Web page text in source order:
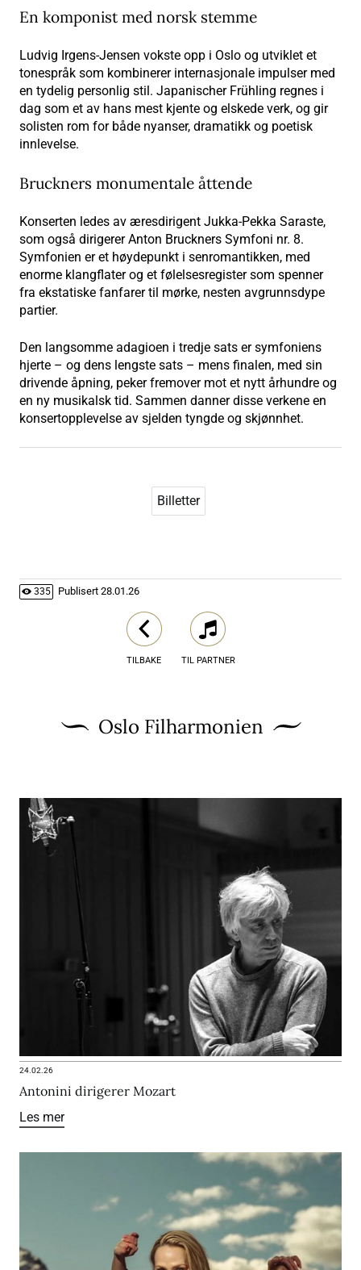
En komponist med norsk stemme
Ludvig Irgens-Jensen vokste opp i Oslo og utviklet et
tonespråk som kombinerer internasjonale impulser med
en tydelig personlig stil. Japanischer Frühling regnes i
dag som et av hans mest kjente og elskede verk, og gir
solisten rom for både nyanser, dramatikk og poetisk
innlevelse.
Bruckners monumentale åttende
Konserten ledes av æresdirigent Jukka-Pekka Saraste,
som også dirigerer Anton Bruckners Symfoni nr. 8.
Symfonien er et høydepunkt i senromantikken, med
enorme klangflater og et følelsesregister som spenner
fra ekstatiske fanfarer til mørke, nesten avgrunnsdype
partier.
Den langsomme adagioen i tredje sats er symfoniens
hjerte – og dens lengste sats – mens finalen, med sin
drivende åpning, peker fremover mot et nytt århundre og
en ny musikalsk tid. Sammen danner disse verkene en
konsertopplevelse av sjelden tyngde og skjønnhet.
Billetter
335 Publisert 28.01.26
TILBAKE TIL PARTNER
Oslo Filharmonien
24.02.26
Antonini dirigerer Mozart
Les mer